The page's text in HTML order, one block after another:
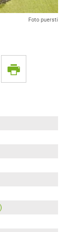
Foto puersti